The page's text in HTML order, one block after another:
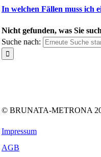
In welchen Fällen muss ich
Nicht gefunden, was Sie
Suche nach:
© BRUNATA-METRONA
Impressum
AGB